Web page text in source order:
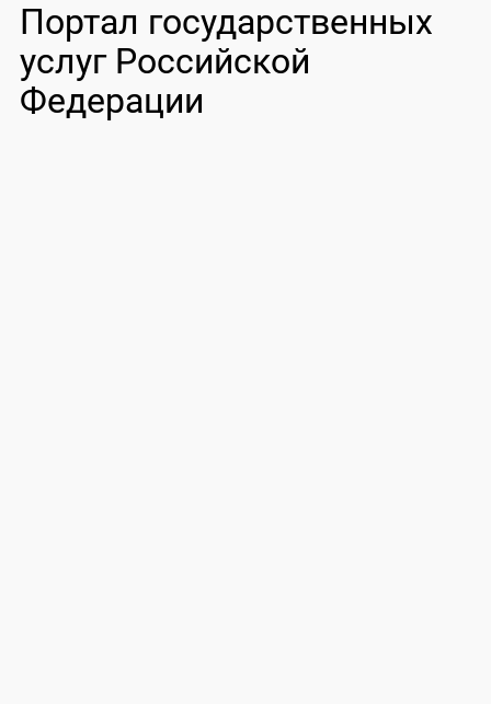
Портал государственных
услуг Российской
Федерации